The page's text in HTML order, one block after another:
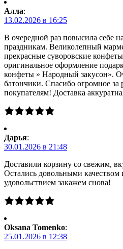
Алла:
13.02.2026 в 16:25
В очередной раз повысила себе
праздникам. Великолепный
прекрасные суворовские
оригинальное оформление
конфеты » Народный закусон».
батончики. Спасибо огромное за
покупателям! Доставка
Дарья:
30.01.2026 в 21:48
Доставили корзину со свежим,
Остались довольными
удовольствием закажем снова!
Oksana Tomenko:
25.01.2026 в 12:38